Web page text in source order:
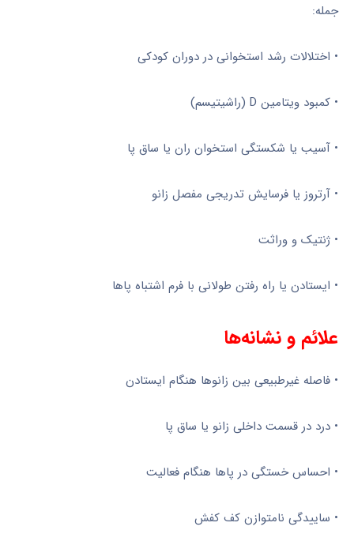
جمله:
• اختلالات رشد استخوانی در دوران کودکی
• کمبود ویتامین D (راشیتیسم)
• آسیب یا شکستگی استخوان ران یا ساق پا
• آرتروز یا فرسایش تدریجی مفصل زانو
• ژنتیک و وراثت
• ایستادن یا راه رفتن طولانی با فرم اشتباه پاها
علائم و نشانه‌ها
• فاصله غیرطبیعی بین زانوها هنگام ایستادن
• درد در قسمت داخلی زانو یا ساق پا
• احساس خستگی در پاها هنگام فعالیت
• ساییدگی نامتوازن کف کفش